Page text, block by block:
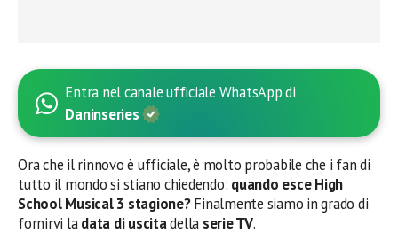
Entra nel canale ufficiale WhatsApp di
Daninseries
Ora che il rinnovo è ufficiale, è molto probabile che i fan di
tutto il mondo si stiano chiedendo: quando esce High
School Musical 3 stagione?Finalmente siamo in grado di
fornirvi ladata di uscitadella serie TV.